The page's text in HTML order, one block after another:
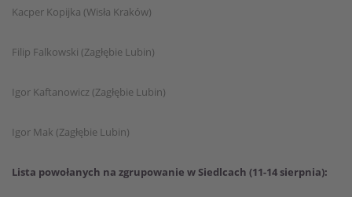
Kacper Kopijka (Wisła Kraków)
Filip Falkowski (Zagłębie Lubin)
Igor Kaftanowicz (Zagłębie Lubin)
Igor Mak (Zagłębie Lubin)
Lista powołanych na zgrupowanie w Siedlcach (11-14 sierpnia):